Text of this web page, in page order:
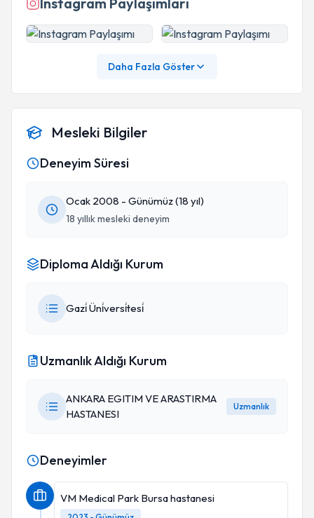
Daha Fazla Göster
Mesleki Bilgiler
Deneyim Süresi
Ocak 2008 - Günümüz (18 yıl)
18 yıllık mesleki deneyim
Diploma Aldığı Kurum
Gazi̇ Üni̇versi̇tesi̇
Uzmanlık Aldığı Kurum
ANKARA EGITIM VE ARASTIRMA
HASTANESI
Uzmanlık
Deneyimler
VM Medical Park Bursa hastanesi